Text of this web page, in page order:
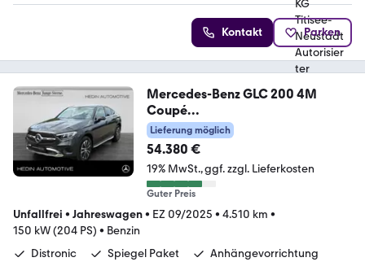
Kontakt Parken
Mercedes-Benz GLC 200 4M
Coupé
AVANTGARDE|DISTR|MEMO|AHK|
360°|
Lieferung möglich
54.380 €
19% MwSt. ggf. zzgl. Lieferkosten
Guter Preis
Unfallfrei • Jahreswagen• EZ 09/2025 • 4.510 km •
150 kW (204 PS) • Benzin
Distronic
Spiegel Paket Anhängevorrichtung